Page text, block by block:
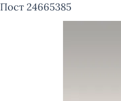
Пост 24665385